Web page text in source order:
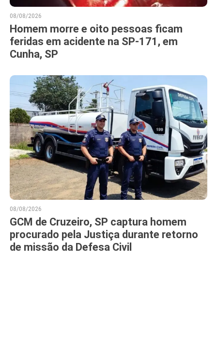
08/08/2026
Homem morre e oito pessoas ficam
feridas em acidente na SP-171, em
Cunha, SP
08/08/2026
GCM de Cruzeiro, SP captura homem
procurado pela Justiça durante retorno
de missão da Defesa Civil